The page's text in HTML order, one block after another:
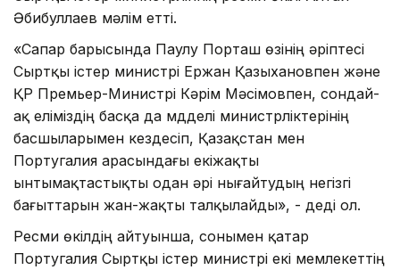
Әбибуллаев мәлім етті.
«Сапар барысында Паулу Порташ өзінің әріптесі
Сыртқы істер министрі Ержан Қазыхановпен және
ҚР Премьер-Министрі Кәрім Мәсімовпен, сондай-
ақ еліміздің басқа да мүдделі министрліктерінің
басшыларымен кездесіп, Қазақстан мен
Португалия арасындағы екіжақты
ынтымақтастықты одан әрі нығайтудың негізгі
бағыттарын жан-жақты талқылайды», - деді ол.
Ресми өкілдің айтуынша, сонымен қатар
Португалия Сыртқы істер министрі екі мемлекеттің